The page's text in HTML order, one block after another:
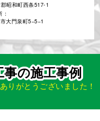
昭和町西条517-1
大門泉町5−5−1
の施工事例
りがとうございました！